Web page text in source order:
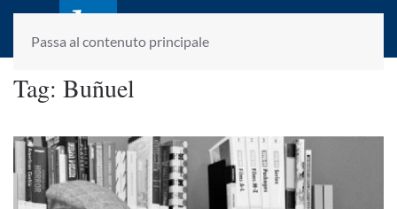
Passa al contenuto principale
laletteraturaenoi.it
fondato da Romano Luperini
Tag: Buñuel